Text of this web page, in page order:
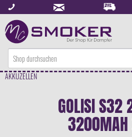
AKKUZELLEN
GOLISI